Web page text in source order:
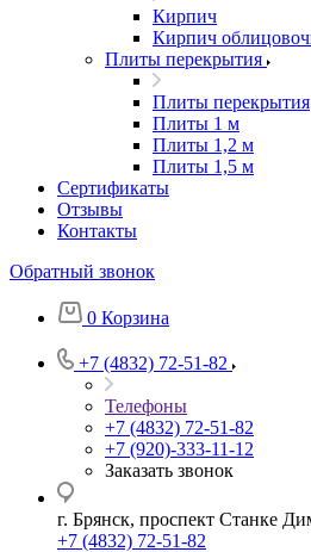
Кирпич
Кирпич
Плиты перекрытия
Плиты перекрытия
Плиты 1 м
Плиты 1,2 м
Плиты 1,5 м
Сертификаты
Отзывы
Контакты
Обратный звонок
0 Корзина
+7 (4832) 72-51-82
Телефоны
+7 (4832) 72-51-82
+7 (920)-333-11-12
Заказать звонок
г. Брянск, проспект Станке
+7 (4832) 72-51-82